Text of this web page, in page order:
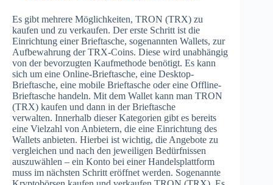
Es gibt mehrere Möglichkeiten, TRON (TRX) zu
kaufen und zu verkaufen. Der erste Schritt ist die
Einrichtung einer Brieftasche, sogenannten Wallets, zur
Aufbewahrung der TRX-Coins. Diese wird unabhängig
von der bevorzugten Kaufmethode benötigt. Es kann
sich um eine Online-Brieftasche, eine Desktop-
Brieftasche, eine mobile Brieftasche oder eine Offline-
Brieftasche handeln. Mit dem Wallet kann man TRON
(TRX) kaufen und dann in der Brieftasche
verwalten. Innerhalb dieser Kategorien gibt es bereits
eine Vielzahl von Anbietern, die eine Einrichtung des
Wallets anbieten. Hierbei ist wichtig, die Angebote zu
vergleichen und nach den jeweiligen Bedürfnissen
auszuwählen – ein Konto bei einer Handelsplattform
muss im nächsten Schritt eröffnet werden. Sogenannte